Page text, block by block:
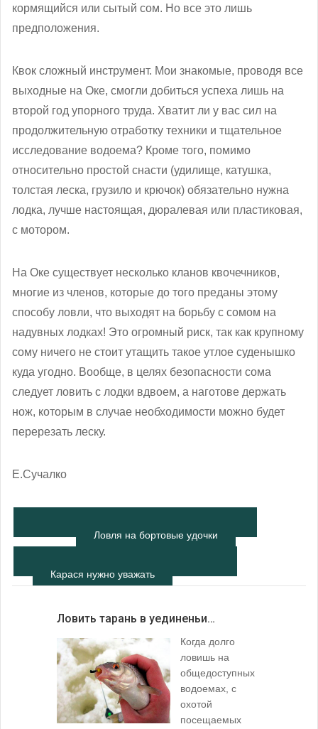
кормящийся или сытый сом. Но все это лишь
предположения.
Квок сложный инструмент. Мои знакомые, проводя все
выходные на Оке, смогли добиться успеха лишь на
второй год упорного труда. Хватит ли у вас сил на
продолжительную отработку техники и тщательное
исследование водоема? Кроме того, помимо
относительно простой снасти (удилище, катушка,
толстая леска, грузило и крючок) обязательно нужна
лодка, лучше настоящая, дюралевая или пластиковая,
с мотором.
На Оке существует несколько кланов квочечников,
многие из членов, которые до того преданы этому
способу ловли, что выходят на борьбу с сомом на
надувных лодках! Это огромный риск, так как крупному
сому ничего не стоит утащить такое утлое суденышко
куда угодно. Вообще, в целях безопасности сома
следует ловить с лодки вдвоем, а наготове держать
нож, которым в случае необходимости можно будет
перерезать леску.
Е.Сучалко
Ловля на бортовые удочки
Карася нужно уважать
Ловить тарань в уединеньи…
Когда долго
ловишь на
общедоступных
водоемах, с
охотой
посещаемых